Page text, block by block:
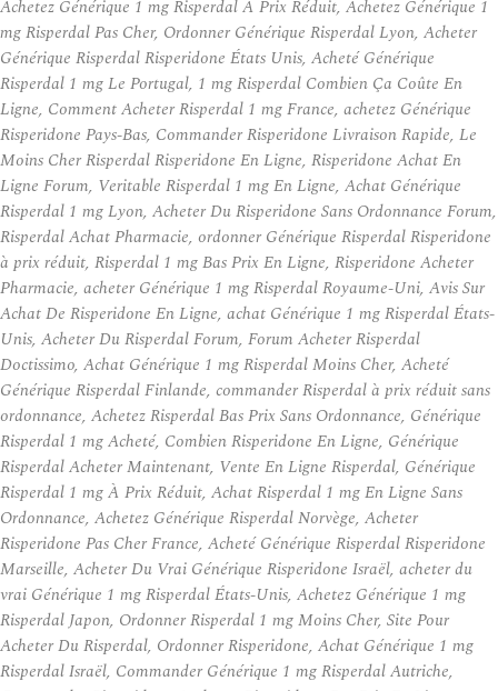
Achetez Générique 1 mg Risperdal À Prix Réduit, Achetez Générique 1
mg Risperdal Pas Cher, Ordonner Générique Risperdal Lyon, Acheter
Générique Risperdal Risperidone États Unis, Acheté Générique
Risperdal 1 mg Le Portugal, 1 mg Risperdal Combien Ça Coûte En
Ligne, Comment Acheter Risperdal 1 mg France, achetez Générique
Risperidone Pays-Bas, Commander Risperidone Livraison Rapide, Le
Moins Cher Risperdal Risperidone En Ligne, Risperidone Achat En
Ligne Forum, Veritable Risperdal 1 mg En Ligne, Achat Générique
Risperdal 1 mg Lyon, Acheter Du Risperidone Sans Ordonnance Forum,
Risperdal Achat Pharmacie, ordonner Générique Risperdal Risperidone
à prix réduit, Risperdal 1 mg Bas Prix En Ligne, Risperidone Acheter
Pharmacie, acheter Générique 1 mg Risperdal Royaume-Uni, Avis Sur
Achat De Risperidone En Ligne, achat Générique 1 mg Risperdal États-
Unis, Acheter Du Risperdal Forum, Forum Acheter Risperdal
Doctissimo, Achat Générique 1 mg Risperdal Moins Cher, Acheté
Générique Risperdal Finlande, commander Risperdal à prix réduit sans
ordonnance, Achetez Risperdal Bas Prix Sans Ordonnance, Générique
Risperdal 1 mg Acheté, Combien Risperidone En Ligne, Générique
Risperdal Acheter Maintenant, Vente En Ligne Risperdal, Générique
Risperdal 1 mg À Prix Réduit, Achat Risperdal 1 mg En Ligne Sans
Ordonnance, Achetez Générique Risperdal Norvège, Acheter
Risperidone Pas Cher France, Acheté Générique Risperdal Risperidone
Marseille, Acheter Du Vrai Générique Risperidone Israël, acheter du
vrai Générique 1 mg Risperdal États-Unis, Achetez Générique 1 mg
Risperdal Japon, Ordonner Risperdal 1 mg Moins Cher, Site Pour
Acheter Du Risperdal, Ordonner Risperidone, Achat Générique 1 mg
Risperdal Israël, Commander Générique 1 mg Risperdal Autriche,